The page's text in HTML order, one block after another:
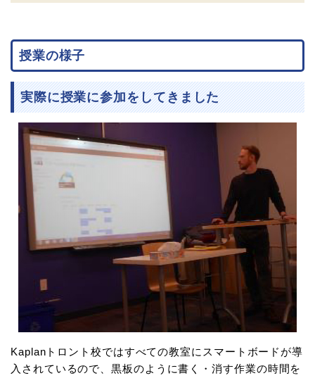
授業の様子
実際に授業に参加をしてきました
Kaplanトロント校ではすべての教室にスマートボードが導
入されているので、黒板のように書く・消す作業の時間を